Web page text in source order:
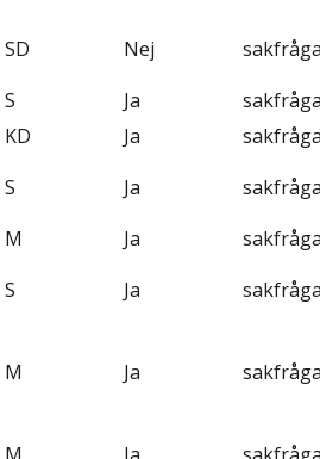
SD Nej
S Ja
KD Ja
S Ja
M Ja
S Ja
M Ja